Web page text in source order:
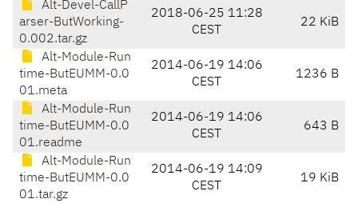
Alt-Devel-CallP
arser-ButWorking-
0.002.tar.gz
2018-06-25 11:28
CEST
22 KiB
Alt-Module-Run
time-ButEUMM-0.0
01.meta
2014-06-19 14:06
CEST
1236 B
Alt-Module-Run
time-ButEUMM-0.0
01.readme
2014-06-19 14:06
CEST
643 B
Alt-Module-Run
time-ButEUMM-0.0
01.tar.gz
2014-06-19 14:09
CEST
19 KiB